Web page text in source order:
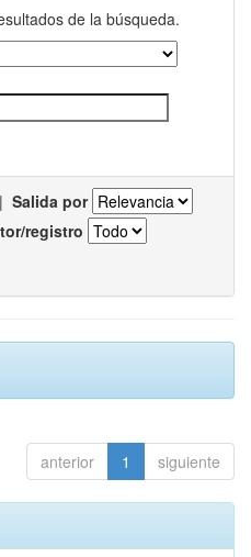
de la búsqueda.
| Salida por
registro
anterior 1 siguiente